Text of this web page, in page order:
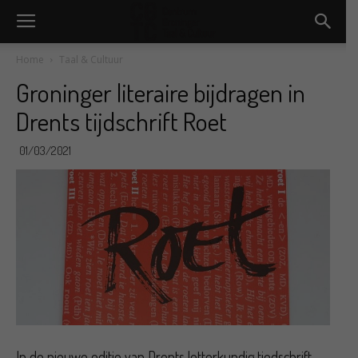
Home Taal & Cultuur
Groninger literaire bijdragen in
Drents tijdschrift Roet
01/03/2021